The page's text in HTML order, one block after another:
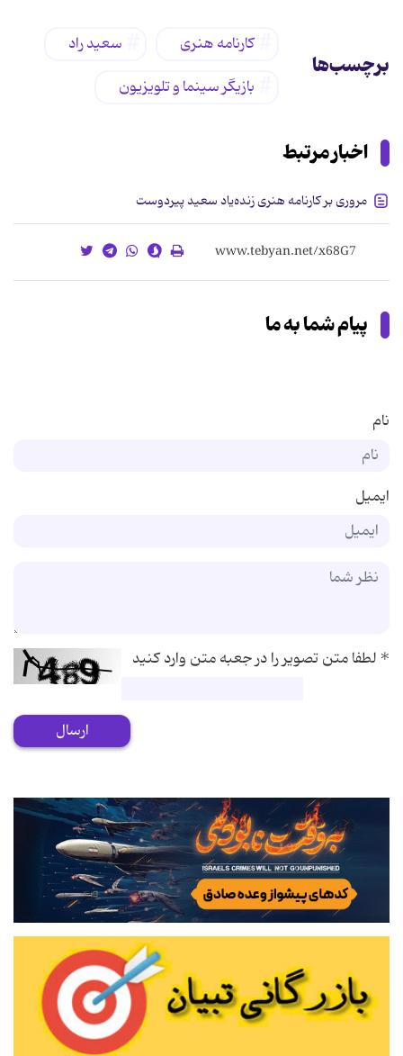
برچسب‌ها
کارنامه هنری
سعید راد
بازیگر سینما و تلویزیون
اخبار مرتبط
مروری بر کارنامه هنری زنده‌یاد سعید پیردوست
پیام شما به ما
نام
ایمیل
*لطفا متن تصویر را در جعبه متن وارد کنید
ارسال